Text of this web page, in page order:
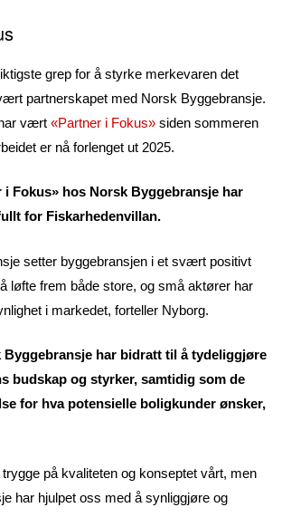
grep for å styrke merkevaren det
partnerskapet med Norsk Byggebransje.
vært «Partner i Fokus» siden sommeren
er nå forlenget ut 2025.
Fokus» hos Norsk Byggebransje har
for Fiskarhedenvillan.
setter byggebransjen i et svært positivt
løfte frem både store, og små aktører har
i markedet, forteller Nyborg.
Byggebransje har bidratt til å tydeliggjøre
budskap og styrker, samtidig som de
for hva potensielle boligkunder ønsker,
på kvaliteten og konseptet vårt, men
har hjulpet oss med å synliggjøre og